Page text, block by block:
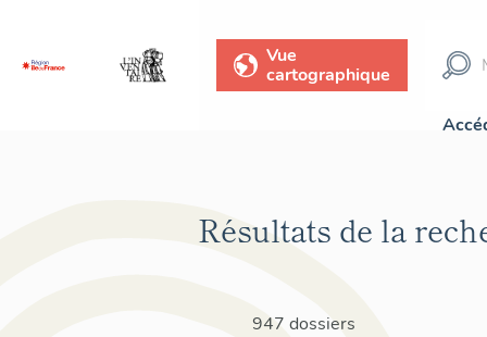
Vue
cartographique
Résultats de la
947 dossiers